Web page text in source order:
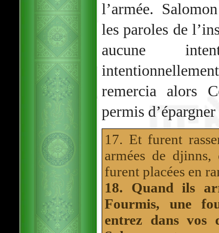
l’armée.
les paroles de
aucune
remercia alors
permis
17. Et furent
armées de djinns,
furent placées en
18. Quand ils
Fourmis, une
entrez dans vos